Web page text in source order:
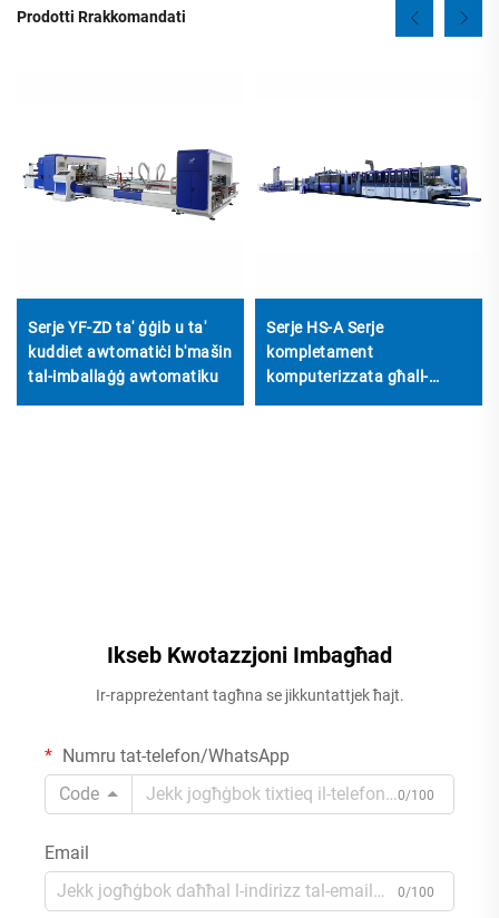
Prodotti Rrakkomandati
Serje YF-ZD ta' ġġib u ta'
kuddiet awtomatiċi b'mašin
tal-imballaġġ awtomatiku
Serje HS-A Serje
kompletament
komputerizzata għall-
Ikseb Kwotazzjoni Imbagħad
Ir-rappreżentant tagħna se jikkuntattjek ħajt.
Numru tat-telefon/WhatsApp
Code
0/100
Email
0/100